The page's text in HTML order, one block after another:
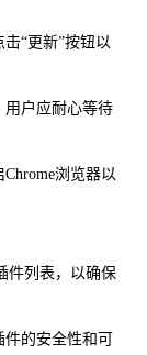
“更新”按钮以
用户应耐心等待
浏览器以
件列表，以确保
的安全性和可